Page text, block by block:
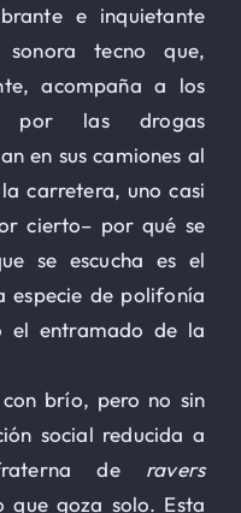
e inquietante
tecno que,
acompaña a los
por las drogas
en sus camiones al
carretera, uno casi
cierto– por qué se
se escucha es el
especie de polifonía
el entramado de la
brío, pero no sin
social reducida a
deravers
que goza solo. Esta